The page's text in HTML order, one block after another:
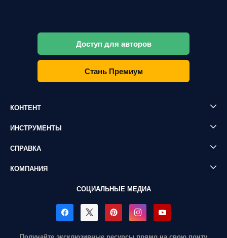
Доступ для авторов
Стань Премиум
КОНТЕНТ
ИНСТРУМЕНТЫ
СПРАВКА
КОМПАНИЯ
СОЦИАЛЬНЫЕ МЕДИА